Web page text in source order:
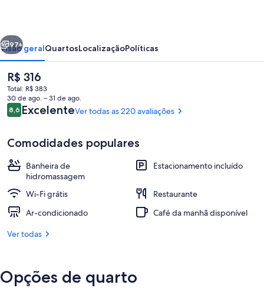
Entrada da propriedade
Próximo
97+
Visão geralQuartosLocalizaçãoPolíticas
O
preço
atual
é
R$ 316
R$ 316
Total: R$ 383
30 de ago. – 31 de ago.
Avaliações
8,68,6 de 10
ExcelenteVer todas as 220 avaliações
Comodidades populares
Banheira de
hidromassagem
Estacionamento incluído
Wi-Fi grátis
Restaurante
Ar-condicionado
Café da manhã disponível
Ver todas
Opções de quarto